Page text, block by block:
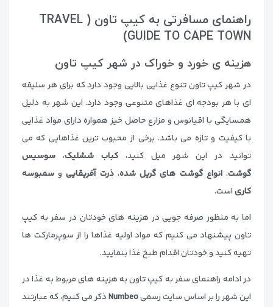
راهنمای مسافرتی به کیپ تاون ( TRAVEL
GUIDE TO CAPE TOWN)
هزینه ی خورد و خوراک در شهر کیپ تاون
در شهر کیپ تاون تنوع غذایی بالایی وجود دارد که برای هر سلیقه
ای با هر بودجه ای غذاهای متنوعی وجود دارد. این شهر به دلیل
همسایگی با اقیانوس و مزارع حاصل خیز همواره دارای مواد غذایی
با کیفیت و تازه می باشد. برخی از محبوب ترین غذاهایی که می
توانید در این شهر میل کنید،کباب ششلیک، سوسیس
گوشت،انواع گوشت های گریل شده،ذرت آفریقاییو سمبوسه
کاریاست.
اما به منظور صرفه جویی در هزینه های خودتان در سفر به کیپ
تاون پیشنهاد می کنیم که مواد اولیه غذاها را از سوپرمارکت ها
تهیه کنید و خودتان اقدام طبخ غذا بنمایید.
در ادامه راهنمای سفر به کیپ تاون به هزینه های مربوط به غذا در
این شهر را بر اساس سایت رسمیNumbeoذکر می کنیم، که عبارتند